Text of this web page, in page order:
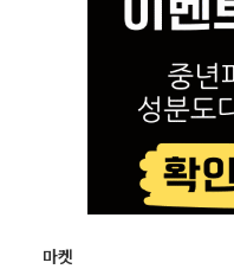
마켓